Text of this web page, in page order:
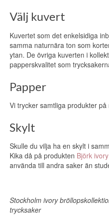
Välj kuvert
Kuvertet som det enkelsidiga
samma naturnära ton som
ytan. De övriga kuverten i
papperskvalitet som
Papper
Vi trycker samtliga produkter
Skylt
Skulle du vilja ha en skylt i
Kika då på produkten Björk
använda till andra saker än
Stockholm ivory
trycksaker